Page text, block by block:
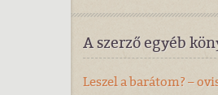
A szerző egyéb
Leszel a barátom? –